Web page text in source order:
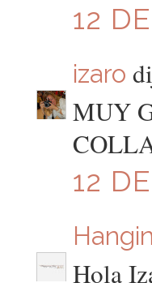
12
izaro
MUY
12
Hola